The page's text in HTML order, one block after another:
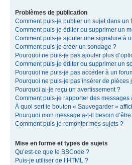
Problèmes de publication
Comment puis-je publier un sujet dans un
Comment puis-je éditer ou supprimer un
Comment puis-je ajouter une signature à
Comment puis-je créer un sondage ?
Pourquoi ne puis-je pas ajouter plus
Comment puis-je éditer ou supprimer un
Pourquoi ne puis-je pas accéder à un
Pourquoi ne puis-je pas insérer de pièces
Pourquoi ai-je reçu un avertissement ?
Comment puis-je rapporter des messages
À quoi sert le bouton « Sauvegarder »
Pourquoi mon message a-t-il besoin
Comment puis-je remonter mes sujets ?
Mise en forme et types de sujets
Qu’est-ce que le BBCode ?
Puis-je utiliser de l’HTML ?